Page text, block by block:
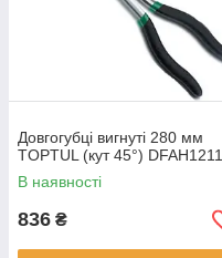
Довгогубці вигнуті 280 мм
TOPTUL (кут 45°) DFAH1211
В наявності
836 ₴